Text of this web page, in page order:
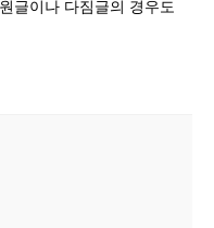
글이나 다짐글의 경우도